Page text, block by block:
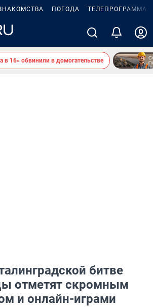
ПОГОДА ТЕЛЕПРОГРАММА
в 16» обвинили в домогательстве
битве
отметят скромным
и онлайн-играми